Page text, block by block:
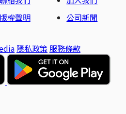
版權聲明
公司新聞
隱私政策 服務條款